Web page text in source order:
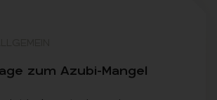
zum Azu­bi-Man­gel